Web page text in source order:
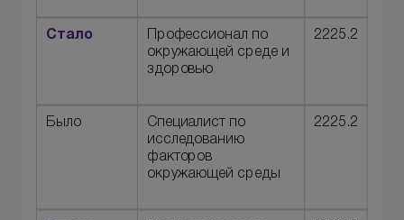
Стало Профессионал по
окружающей среде и
здоровью
2225.2
Было
Специалист по
исследованию
факторов
окружающей среды
2225.2